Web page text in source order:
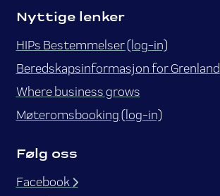
Nyttige lenker
HIPs Bestemmelser (log-in)
Beredskapsinformasjon for Grenland
Where business grows
Møteromsbooking (log-in)
Følg oss
Facebook